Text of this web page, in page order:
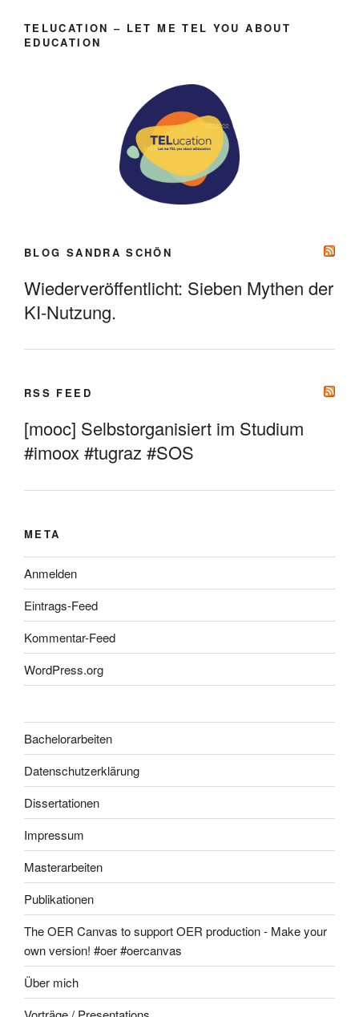
TELUCATION – LET ME TEL YOU ABOUT
EDUCATION
BLOG SANDRA SCHÖN
Wiederveröffentlicht: Sieben Mythen der
KI-Nutzung.
RSS FEED
[mooc] Selbstorganisiert im Studium
#imoox #tugraz #SOS
META
Anmelden
Eintrags-Feed
Kommentar-Feed
WordPress.org
Bachelorarbeiten
Datenschutzerklärung
Dissertationen
Impressum
Masterarbeiten
Publikationen
The OER Canvas to support OER production - Make your
own version! #oer #oercanvas
Über mich